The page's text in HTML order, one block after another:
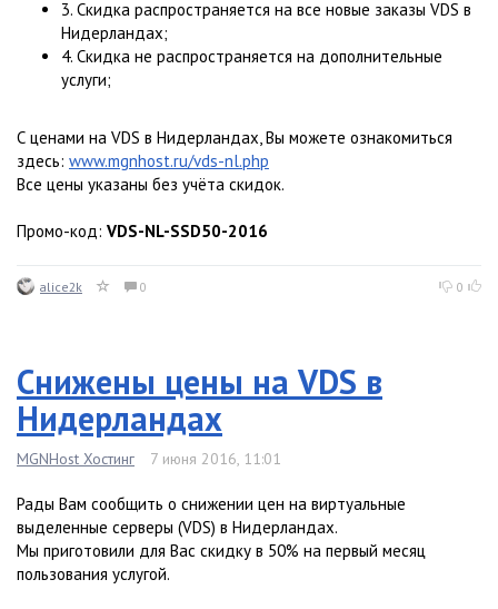
3. Скидка распространяется на все новые заказы VDS в
Нидерландах;
4. Скидка не распространяется на дополнительные
услуги;
С ценами на VDS в Нидерландах, Вы можете ознакомиться
здесь: www.mgnhost.ru/vds-nl.php
Все цены указаны без учёта скидок.
Промо-код: VDS-NL-SSD50-2016
alice2k 0 0
Снижены цены на VDS в
Нидерландах
MGNHost Хостинг 7 июня 2016, 11:01
Рады Вам сообщить о снижении цен на виртуальные
выделенные серверы (VDS) в Нидерландах.
Мы приготовили для Вас скидку в 50% на первый месяц
пользования услугой.